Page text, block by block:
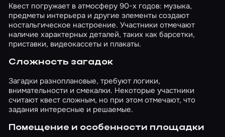
Квест погружает в атмосферу 90-х годов: музыка,
предметы интерьера и другие элементы создают
ностальгическое настроение. Участники отмечают
наличие характерных деталей, таких как барсетки,
приставки, видеокассеты и плакаты.
Сложность загадок
Загадки разноплановые, требуют логики,
внимательности и смекалки. Некоторые участники
считают квест сложным, но при этом отмечают, что
задания интересные и решаемые.
Помещение и особенности площадки